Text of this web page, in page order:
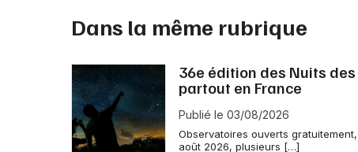
Dans la même rubrique
36e édition des Nuits
partout en France
Publié le 03/08/2026
Observatoires ouverts
août 2026, plusieurs […]